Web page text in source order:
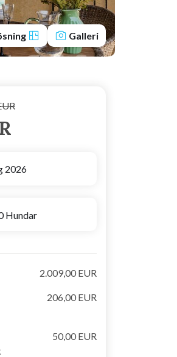
Galleri
2026
Hundar
2.009,00 EUR
206,00 EUR
50,00 EUR